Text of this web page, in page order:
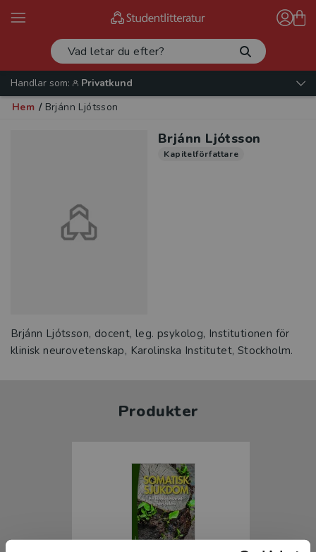
Handlar som:
Privatkund
Hem / Brjánn Ljótsson
Brjánn Ljótsson
Kapitelförfattare
Brjánn Ljótsson, docent, leg. psykolog, Institutionen för
klinisk neurovetenskap, Karolinska Institutet, Stockholm.
Produkter